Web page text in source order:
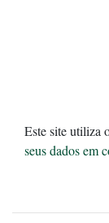
Este site utiliza
seus dados em